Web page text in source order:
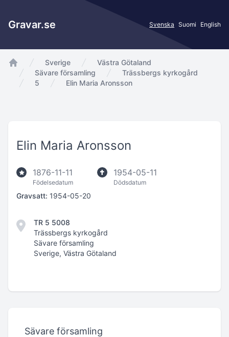
Gravar.se Svenska Suomi English
app.Start
Sverige
Västra Götaland
Sävare församling
Trässbergs kyrkogård
5
Elin Maria Aronsson
Elin Maria Aronsson
1876-11-11
Födelsedatum
1954-05-11
Dödsdatum
Gravsatt: 1954-05-20
TR 5 5008
Trässbergs kyrkogård
Sävare församling
Sverige, Västra Götaland
Sävare församling